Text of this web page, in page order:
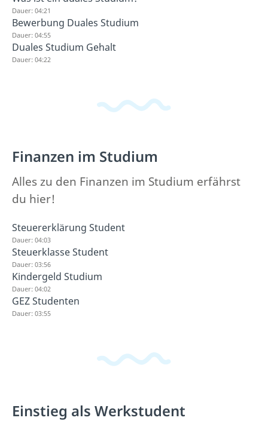
Dauer: 04:21
Bewerbung Duales Studium
Dauer: 04:55
Duales Studium Gehalt
Dauer: 04:22
Finanzen im Studium
Alles zu den Finanzen im Studium erfährst
du hier!
Steuererklärung Student
Dauer: 04:03
Steuerklasse Student
Dauer: 03:56
Kindergeld Studium
Dauer: 04:02
GEZ Studenten
Dauer: 03:55
Einstieg als Werkstudent